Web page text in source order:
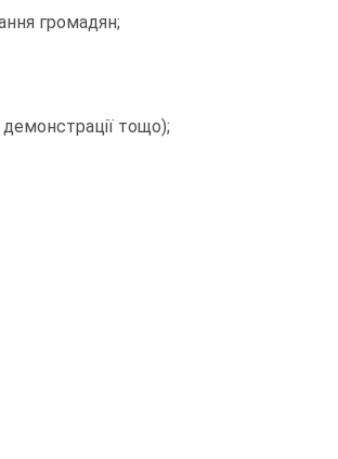
громадян;
демонстрації тощо);